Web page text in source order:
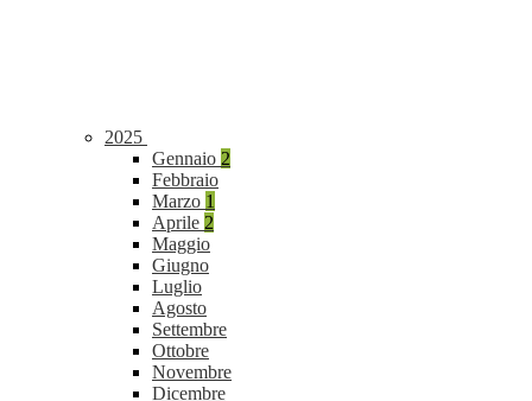
2025
Gennaio 2
Febbraio
Marzo 1
Aprile 2
Maggio
Giugno
Luglio
Agosto
Settembre
Ottobre
Novembre
Dicembre